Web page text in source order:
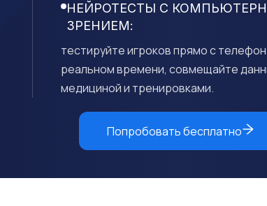
НЕЙРОТЕСТЫ С
ЗРЕНИЕМ:
тестируйте игроков прямо с
реальном времени, совмещайте
медициной и тренировками.
Попробовать бесплатно